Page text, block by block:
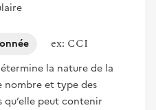
ex: CCI
la nature de la
nombre et type des
qu’elle peut contenir